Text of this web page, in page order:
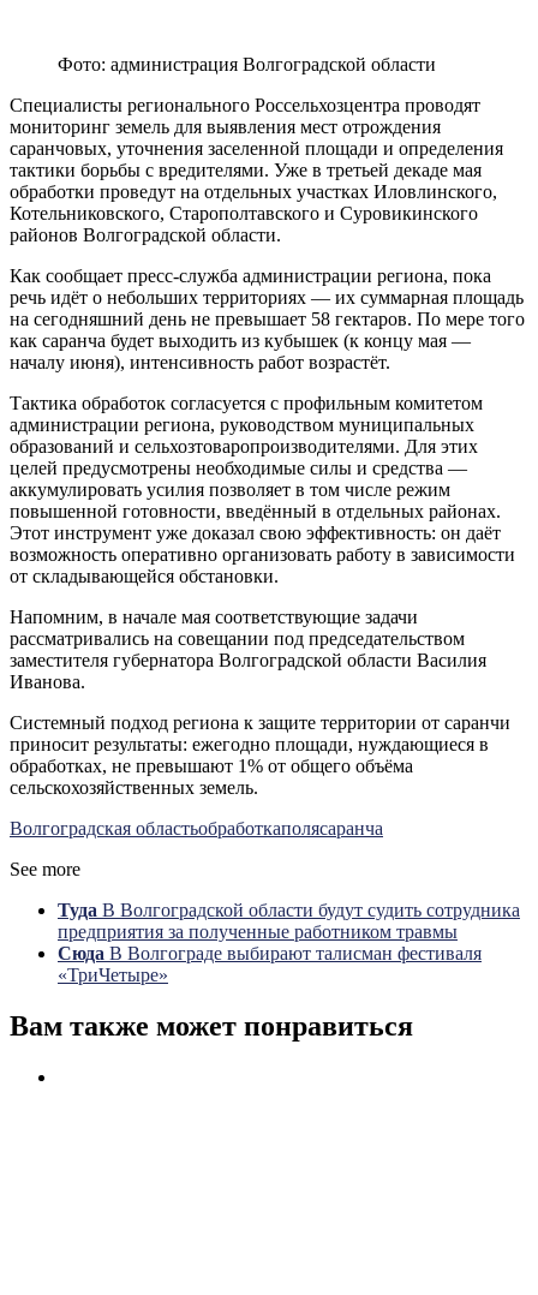
Фото: администрация Волгоградской области
Специалисты регионального Россельхозцентра проводят
мониторинг земель для выявления мест отрождения
саранчовых, уточнения заселенной площади и определения
тактики борьбы с вредителями. Уже в третьей декаде мая
обработки проведут на отдельных участках Иловлинского,
Котельниковского, Старополтавского и Суровикинского
районов Волгоградской области.
Как сообщает пресс-служба администрации региона, пока
речь идёт о небольших территориях — их суммарная площадь
на сегодняшний день не превышает 58 гектаров. По мере того
как саранча будет выходить из кубышек (к концу мая —
началу июня), интенсивность работ возрастёт.
Тактика обработок согласуется с профильным комитетом
администрации региона, руководством муниципальных
образований и сельхозтоваропроизводителями. Для этих
целей предусмотрены необходимые силы и средства —
аккумулировать усилия позволяет в том числе режим
повышенной готовности, введённый в отдельных районах.
Этот инструмент уже доказал свою эффективность: он даёт
возможность оперативно организовать работу в зависимости
от складывающейся обстановки.
Напомним, в начале мая соответствующие задачи
рассматривались на совещании под председательством
заместителя губернатора Волгоградской области Василия
Иванова.
Системный подход региона к защите территории от саранчи
приносит результаты: ежегодно площади, нуждающиеся в
обработках, не превышают 1% от общего объёма
сельскохозяйственных земель.
Волгоградская областьобработкаполясаранча
See more
Туда В Волгоградской области будут судить сотрудника
предприятия за полученные работником травмы
Сюда В Волгограде выбирают талисман фестиваля
«ТриЧетыре»
Вам также может понравиться